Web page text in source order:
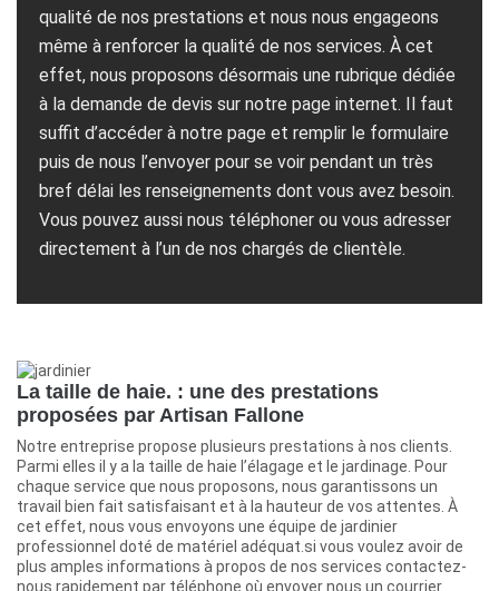
qualité de nos prestations et nous nous engageons
même à renforcer la qualité de nos services. À cet
effet, nous proposons désormais une rubrique dédiée
à la demande de devis sur notre page internet. Il faut
suffit d’accéder à notre page et remplir le formulaire
puis de nous l’envoyer pour se voir pendant un très
bref délai les renseignements dont vous avez besoin.
Vous pouvez aussi nous téléphoner ou vous adresser
directement à l’un de nos chargés de clientèle.
La taille de haie. : une des prestations
proposées par Artisan Fallone
Notre entreprise propose plusieurs prestations à nos clients.
Parmi elles il y a la taille de haie l’élagage et le jardinage. Pour
chaque service que nous proposons, nous garantissons un
travail bien fait satisfaisant et à la hauteur de vos attentes. À
cet effet, nous vous envoyons une équipe de jardinier
professionnel doté de matériel adéquat.si vous voulez avoir de
plus amples informations à propos de nos services contactez-
nous rapidement par téléphone où envoyer nous un courrier